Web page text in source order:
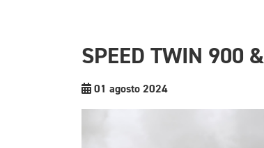
SPEED TWIN 900
01 agosto 2024